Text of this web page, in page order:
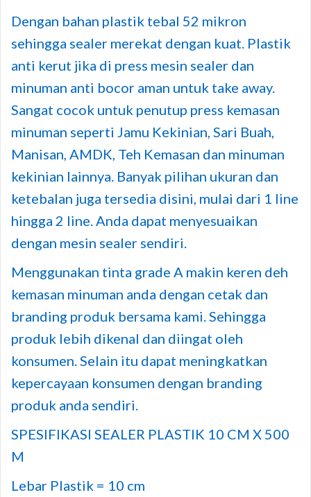
Dengan bahan plastik tebal 52 mikron
sehingga sealer merekat dengan kuat. Plastik
anti kerut jika di press mesin sealer dan
minuman anti bocor aman untuk take away.
Sangat cocok untuk penutup press kemasan
minuman seperti Jamu Kekinian, Sari Buah,
Manisan, AMDK, Teh Kemasan dan minuman
kekinian lainnya. Banyak pilihan ukuran dan
ketebalan juga tersedia disini, mulai dari 1 line
hingga 2 line. Anda dapat menyesuaikan
dengan mesin sealer sendiri.
Menggunakan tinta grade A makin keren deh
kemasan minuman anda dengan cetak dan
branding produk bersama kami. Sehingga
produk lebih dikenal dan diingat oleh
konsumen. Selain itu dapat meningkatkan
kepercayaan konsumen dengan branding
produk anda sendiri.
SPESIFIKASI SEALER PLASTIK 10 CM X 500
M
Lebar Plastik = 10 cm